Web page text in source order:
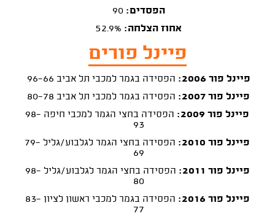
הפסדים: 90
אחוז הצלחה:
פיינל פורים
פיינל פור 2006:
הפסידה בגמר למכבי תל אביב 96-66
פיינל פור 2007:
הפסידה בגמר למכבי תל אביב 80-78
פיינל פור 2009:
הפסידה בחצי הגמר למכבי חיפה 98-
93
פיינל פור 2010:
הפסידה בחצי הגמר לגלבוע/גליל 79-
69
פיינל פור 2011:
הפסידה בחצי הגמר לגלבוע/גליל 98-
80
פיינל פור 2016:
הפסידה בגמר למכבי ראשון לציון 83-
77